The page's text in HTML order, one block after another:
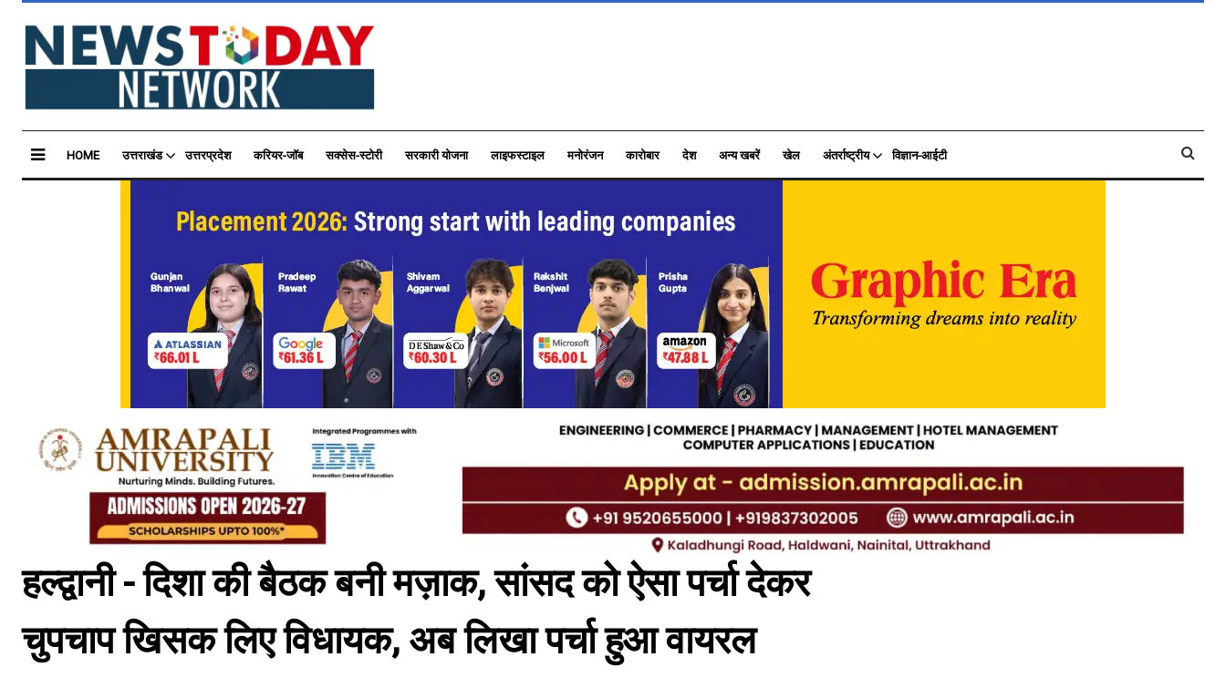
HOME उत्तराखंड उत्तरप्रदेश करियर-जॉब सक्सेस-स्टोरी सरकारी योजना लाइफस्टाइल मनोरंजन कारोबार देश अन्य खबरें खेल अंतर्राष्ट्रीय विज्ञान-आईटी
हल्द्वानी - दिशा की बैठक बनी मज़ाक, सांसद को ऐसा पर्चा देकर
चुपचाप खिसक लिए विधायक, अब लिखा पर्चा हुआ वायरल